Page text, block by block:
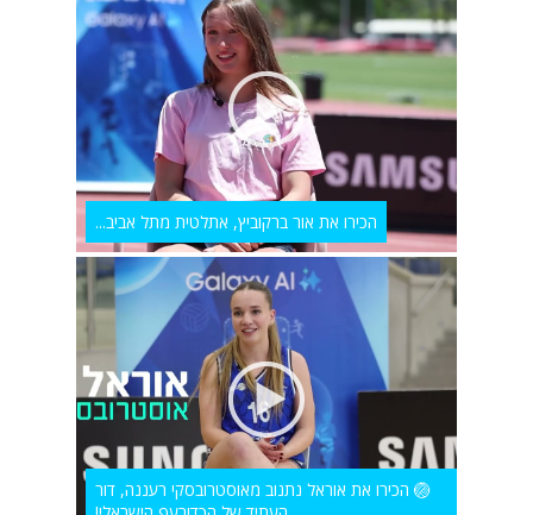
הכירו את אור ברקוביץ, אתלטית מתל אביב...
🏐 הכירו את אוראל נתנוב מאוסטרובסקי רעננה, דור